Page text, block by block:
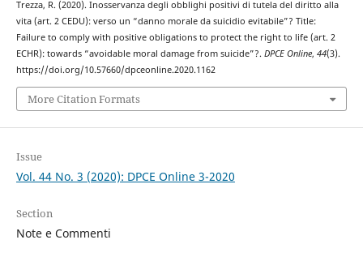
Trezza, R. (2020). Inosservanza degli obblighi positivi di tutela del diritto alla
vita (art. 2 CEDU): verso un “danno morale da suicidio evitabile”? Title:
Failure to comply with positive obligations to protect the right to life (art. 2
ECHR): towards “avoidable moral damage from suicide”?. DPCE Online, 44(3).
https://doi.org/10.57660/dpceonline.2020.1162
More Citation Formats
Issue
Vol. 44 No. 3 (2020): DPCE Online 3-2020
Section
Note e Commenti